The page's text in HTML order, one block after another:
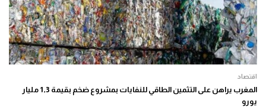
اقتصاد
المغرب يراهن على التثمين الطاقي للنفايات بمشروع ضخم بقيمة 1,3 مليار
يورو